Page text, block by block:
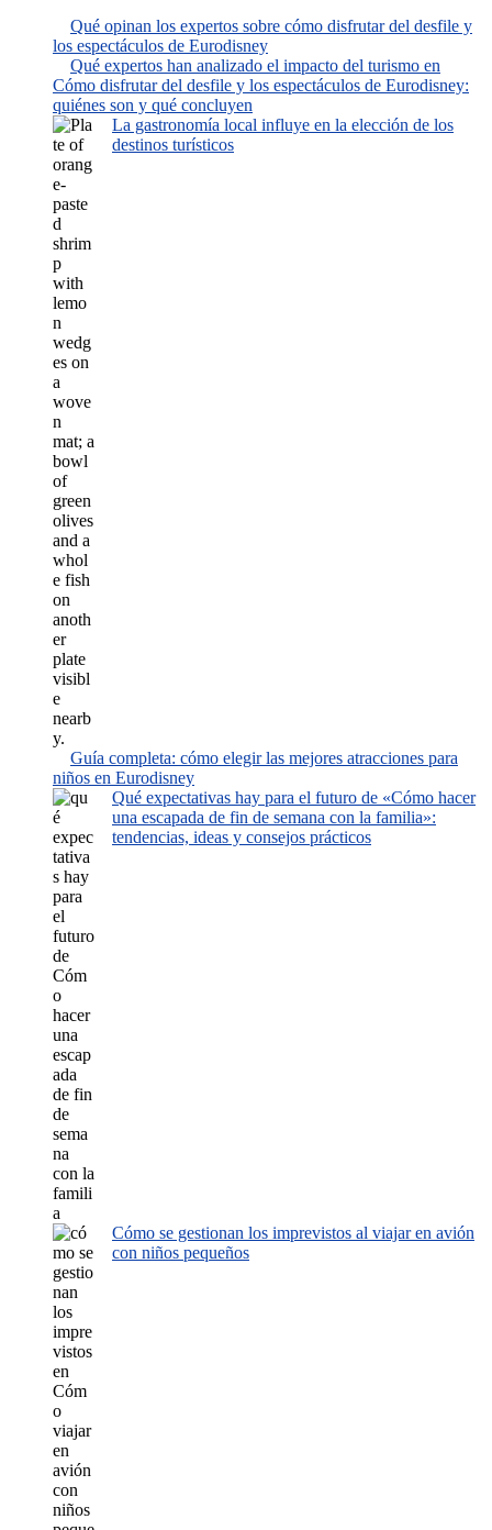
Qué opinan los expertos sobre cómo disfrutar del desfile y
los espectáculos de Eurodisney
Qué expertos han analizado el impacto del turismo en
Cómo disfrutar del desfile y los espectáculos de Eurodisney:
quiénes son y qué concluyen
La gastronomía local influye en la elección de los
destinos turísticos
Guía completa: cómo elegir las mejores atracciones para
niños en Eurodisney
Qué expectativas hay para el futuro de «Cómo hacer
una escapada de fin de semana con la familia»:
tendencias, ideas y consejos prácticos
Cómo se gestionan los imprevistos al viajar en avión
con niños pequeños